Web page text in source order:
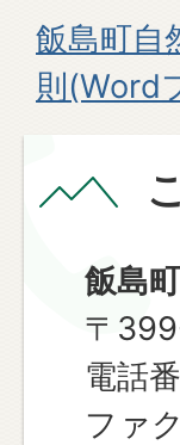
飯島町自
則(Word
飯島
〒
電話
ファ